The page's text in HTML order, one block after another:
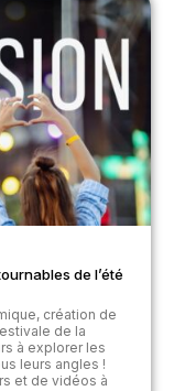
de l’été
création de
de la
à explorer les
leurs angles !
et de vidéos à